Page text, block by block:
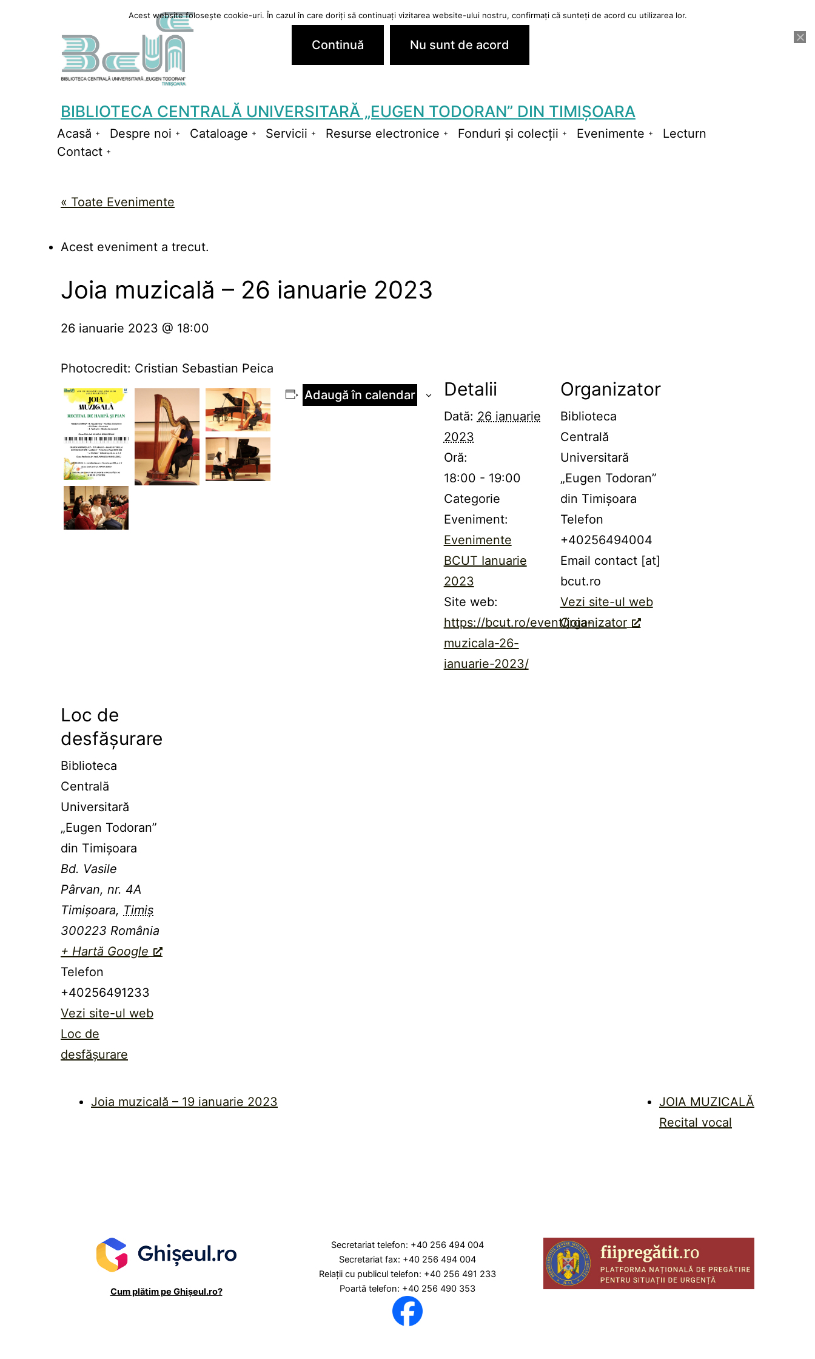
BIBLIOTECA CENTRALĂ UNIVERSITARĂ „EUGEN TODORAN” DIN TIMIȘOARA
Acasă
Deschide
meniul
Despre noi
Deschide
Cataloage
Deschide
Servicii
Deschide
Resurse electronice
Deschide
Fonduri și colecții
Deschide
Evenimente
Deschide
Lecturn
Contact
« Toate Evenimente
Acest eveniment a trecut.
Joia muzicală – 26 ianuarie 2023
26 ianuarie 2023 @ 18:00
Photocredit: Cristian Sebastian Peica
Adaugă în calendar
Detalii
Dată: 26 ianuarie
2023
Oră:
18:00 - 19:00
Categorie
Eveniment:
Evenimente
BCUT Ianuarie
2023
Site web:
https://bcut.ro/event/joia-
muzicala-26-
ianuarie-2023/
Organizator
Biblioteca
Centrală
Universitară
„Eugen Todoran”
din Timișoara
Telefon
+40256494004
Email contact [at]
bcut.ro
Vezi site-ul web
Organizator
Loc de
desfășurare
Biblioteca
Centrală
Universitară
„Eugen Todoran”
din Timişoara
Bd. Vasile
Pârvan, nr. 4A
Timișoara, Timiș
300223 România
+ Hartă Google
Telefon
+40256491233
Vezi site-ul web
Loc de
desfășurare
Joia muzicală – 19 ianuarie 2023
JOIA MUZICALĂ
Recital vocal
Cum plătim pe Ghișeul.ro?
Secretariat telefon: +40 256 494 004
Secretariat fax: +40 256 494 004
Relaţii cu publicul telefon: +40 256 491 233
Poartă telefon: +40 256 490 353
Acest website folosește cookie-uri. În cazul în care doriți să continuați vizitarea website-ului nostru, confirmați că sunteți de acord cu utilizarea lor.
Continuă Nu sunt de acord